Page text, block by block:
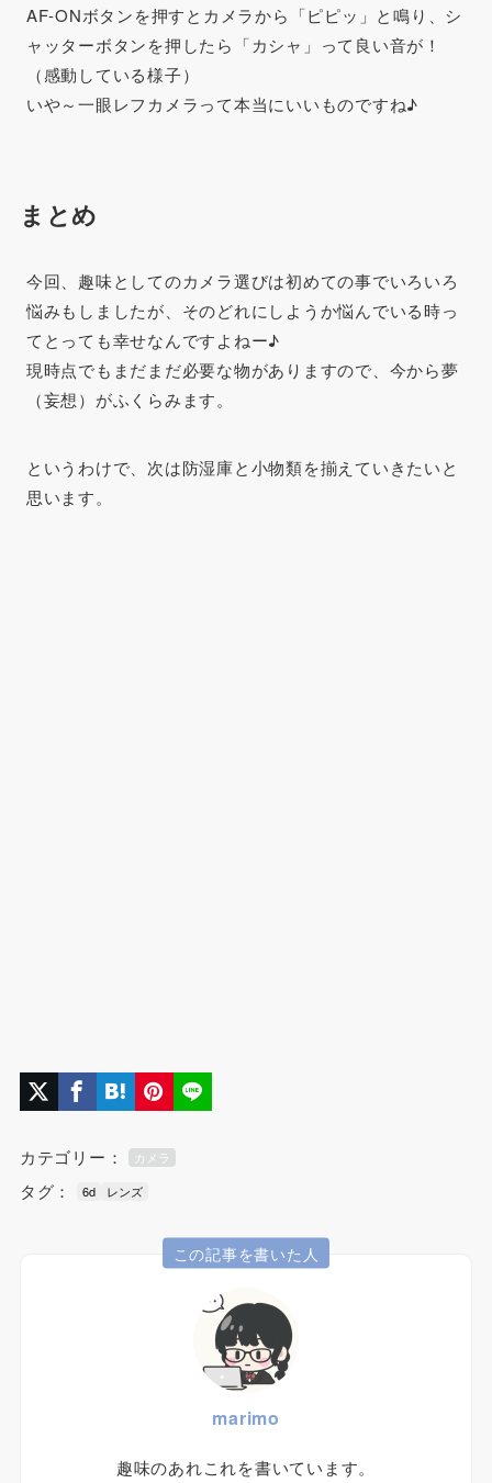
AF-ONボタンを押すとカメラから「ピピッ」と鳴り、シ
ャッターボタンを押したら「カシャ」って良い音が！
（感動している様子）
いや～一眼レフカメラって本当にいいものですね♪
まとめ
今回、趣味としてのカメラ選びは初めての事でいろいろ
悩みもしましたが、そのどれにしようか悩んでいる時っ
てとっても幸せなんですよねー♪
現時点でもまだまだ必要な物がありますので、今から夢
（妄想）がふくらみます。
というわけで、次は防湿庫と小物類を揃えていきたいと
思います。
カテゴリー： カメラ
タグ： 6d レンズ
この記事を書いた人
marimo
趣味のあれこれを書いています。